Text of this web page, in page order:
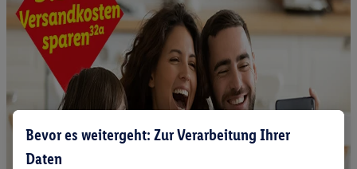
Bevor es weitergeht: Zur Verarbeitung Ihrer
Daten